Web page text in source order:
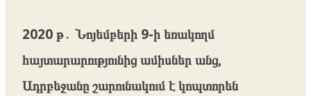
2020 թ․ Նոյեմբերի 9-ի եռակողմ
հայտարարությունից ամիսներ անց,
Ադրբեջանը շարունակում է կոպտորեն